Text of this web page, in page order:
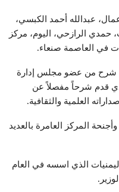
عبدالله أحمد الكبسي،
حمدي الرازحي، اليوم، مركز
في العاصمة صنعاء.
شرح من عضو مجلس إدارة
قدم شرحاً مفصلاً عن
العلمية والثقافية.
المركز العامرة بالعديد
الذي اسسه في العام